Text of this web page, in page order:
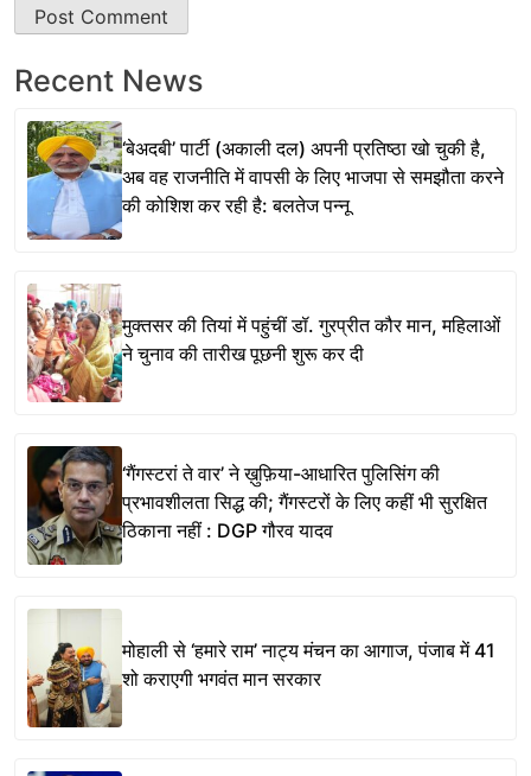
Recent News
‘बेअदबी’ पार्टी (अकाली दल) अपनी प्रतिष्ठा खो चुकी है,
अब वह राजनीति में वापसी के लिए भाजपा से समझौता करने
की कोशिश कर रही है: बलतेज पन्नू
मुक्तसर की तियां में पहुंचीं डॉ. गुरप्रीत कौर मान, महिलाओं
ने चुनाव की तारीख पूछनी शुरू कर दी
‘गैंगस्टरां ते वार’ ने ख़ुफ़िया-आधारित पुलिसिंग की
प्रभावशीलता सिद्ध की; गैंगस्टरों के लिए कहीं भी सुरक्षित
ठिकाना नहीं : DGP गौरव यादव
मोहाली से ‘हमारे राम’ नाट्य मंचन का आगाज, पंजाब में 41
शो कराएगी भगवंत मान सरकार